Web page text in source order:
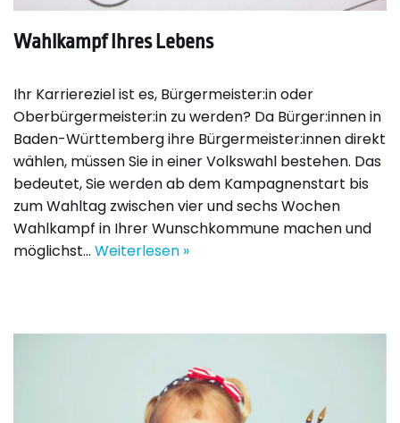
Wahlkampf Ihres Lebens
Ihr Karriereziel ist es, Bürgermeister:in oder
Oberbürgermeister:in zu werden? Da Bürger:innen in
Baden-Württemberg ihre Bürgermeister:innen direkt
wählen, müssen Sie in einer Volkswahl bestehen. Das
bedeutet, Sie werden ab dem Kampagnenstart bis
zum Wahltag zwischen vier und sechs Wochen
Wahlkampf in Ihrer Wunschkommune machen und
möglichst… Weiterlesen »